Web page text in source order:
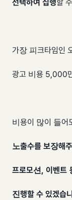
선택하여 집행할
가장 피크타임인
광고 비용 5,000
비용이 많이 들어
노출수를 보장해
프로모션, 이벤트
진행할 수 있겠습